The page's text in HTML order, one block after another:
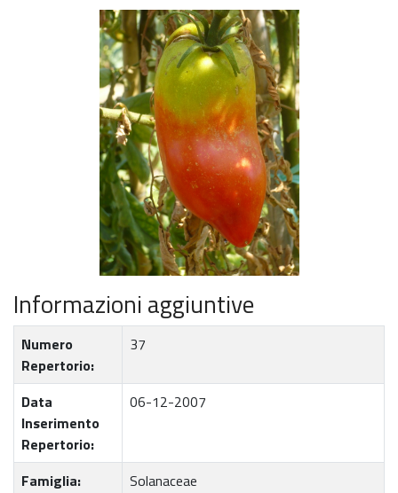
Informazioni aggiuntive
Numero
Repertorio:
37
Data
Inserimento
Repertorio:
06-12-2007
Famiglia:
Solanaceae